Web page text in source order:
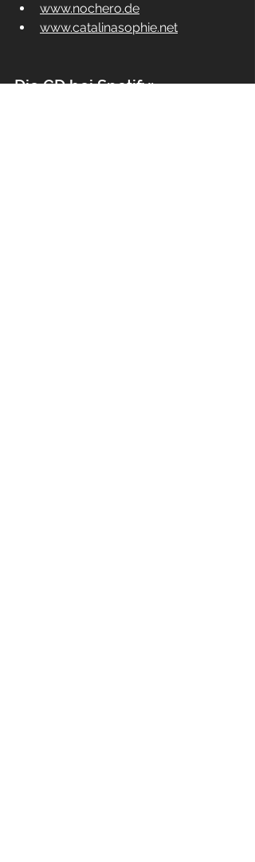
www.nochero.de
www.catalinasophie.net
Die CD bei Spotify: